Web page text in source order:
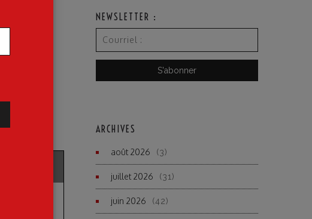
NEWSLETTER :
ARCHIVES
août 2026 (3)
juillet 2026 (31)
juin 2026 (42)